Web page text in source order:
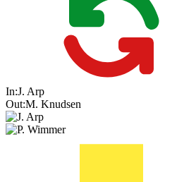
In:J. Arp
Out:M. Knudsen